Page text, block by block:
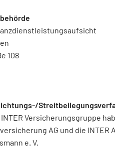
108
Versicherungsgruppe
AG und die INTER
e. V.